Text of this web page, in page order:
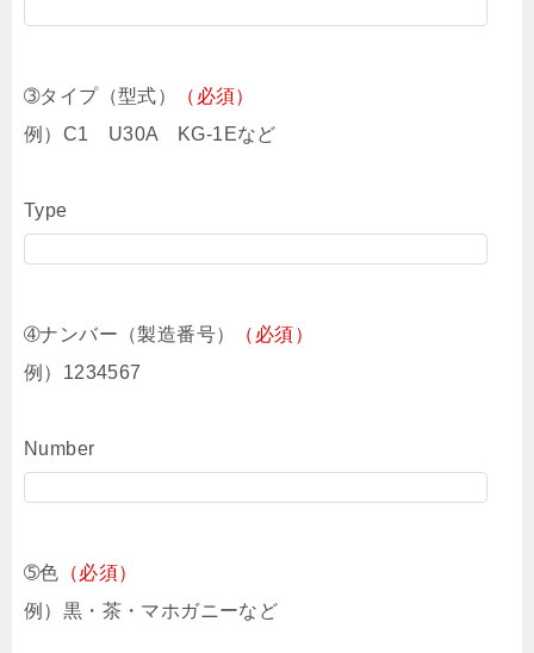
➂タイプ（型式）
（必須）
例）C1 U30A KG-1Eなど
Type
➃ナンバー（製造番号）
（必須）
例）1234567
Number
➄色 （必須）
例）黒・茶・マホガニーなど